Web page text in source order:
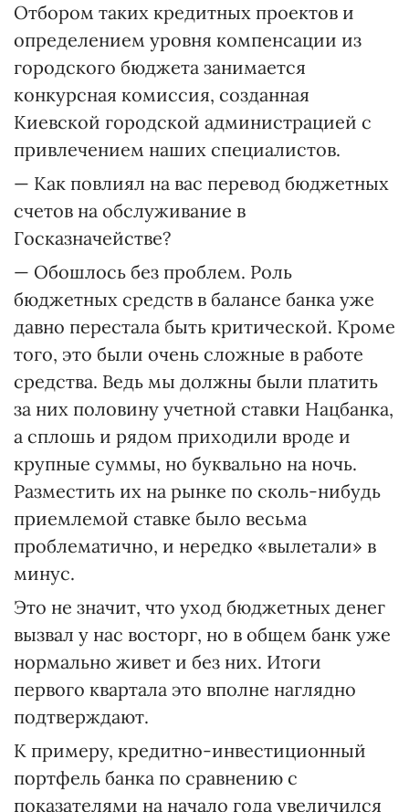
Отбором таких кредитных проектов и
определением уровня компенсации из
городского бюджета занимается
конкурсная комиссия, созданная
Киевской городской администрацией с
привлечением наших специалистов.
— Как повлиял на вас перевод бюджетных
счетов на обслуживание в
Госказначействе?
— Обошлось без проблем. Роль
бюджетных средств в балансе банка уже
давно перестала быть критической. Кроме
того, это были очень сложные в работе
средства. Ведь мы должны были платить
за них половину учетной ставки Нацбанка,
а сплошь и рядом приходили вроде и
крупные суммы, но буквально на ночь.
Разместить их на рынке по сколь-нибудь
приемлемой ставке было весьма
проблематично, и нередко «вылетали» в
минус.
Это не значит, что уход бюджетных денег
вызвал у нас восторг, но в общем банк уже
нормально живет и без них. Итоги
первого квартала это вполне наглядно
подтверждают.
К примеру, кредитно-инвестиционный
портфель банка по сравнению с
показателями на начало года увеличился